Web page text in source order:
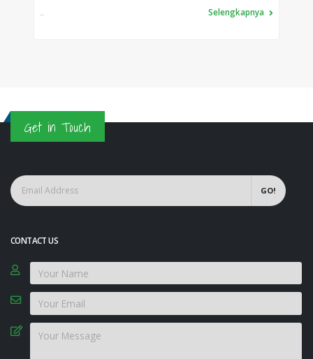
... Selengkapnya
Get in Touch
GO!
CONTACT US